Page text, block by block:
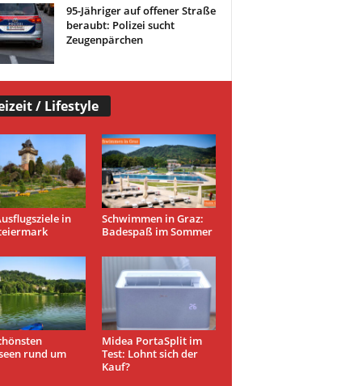
95-Jähriger auf offener Straße
beraubt: Polizei sucht
Zeugenpärchen
/ Lifestyle
in
Schwimmen in Graz:
Badespaß im Sommer
rund um
Midea PortaSplit im
Test: Lohnt sich der
Kauf?